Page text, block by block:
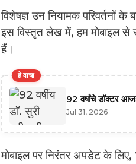
विशेषज्ञ उन नियामक परिवर्तनों
इस विस्तृत लेख में, हम मोबाइल से
हैं।
हे वाचा
92 वर्षांचे डॉक्टर
Jul 31, 2026
मोबाइल पर निरंतर अपडेट के